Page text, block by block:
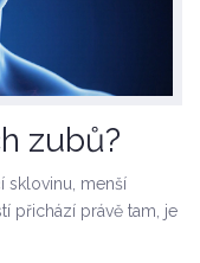
zubů?
sklovinu, menší
přichází právě tam, je